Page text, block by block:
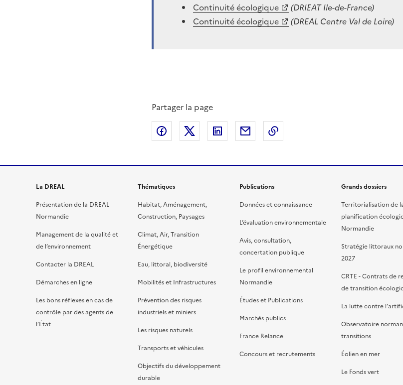
Continuité écologique
(DRIEAT Ile-de-France)
Continuité écologique
(DREAL Centre Val de Loire)
Partager la page
Partager sur Facebook
Partager sur XPartager sur LinkedIn
Partager par emailCopier le lien de la page dans
La DREAL
Présentation de la DREAL
Normandie
Management de la qualité et
de l’environnement
Contacter la DREAL
Démarches en ligne
Les bons réflexes en cas de
contrôle par des agents de
l’État
Thématiques
Habitat, Aménagement,
Construction, Paysages
Climat, Air, Transition
Énergétique
Eau, littoral, biodiversité
Mobilités et Infrastructures
Prévention des risques
industriels et miniers
Les risques naturels
Transports et véhicules
Objectifs du développement
durable
Publications
Données et connaissance
L’évaluation environnementale
Avis, consultation,
concertation publique
Le profil environnemental
Normandie
Études et Publications
Marchés publics
France Relance
Concours et recrutements
Grands dossiers
Territorialisation de
planification
Normandie
Stratégie littoraux
2027
CRTE - Contrats de
de transition
La lutte contre
Observatoire
transitions
Éolien en mer
Le Fonds vert